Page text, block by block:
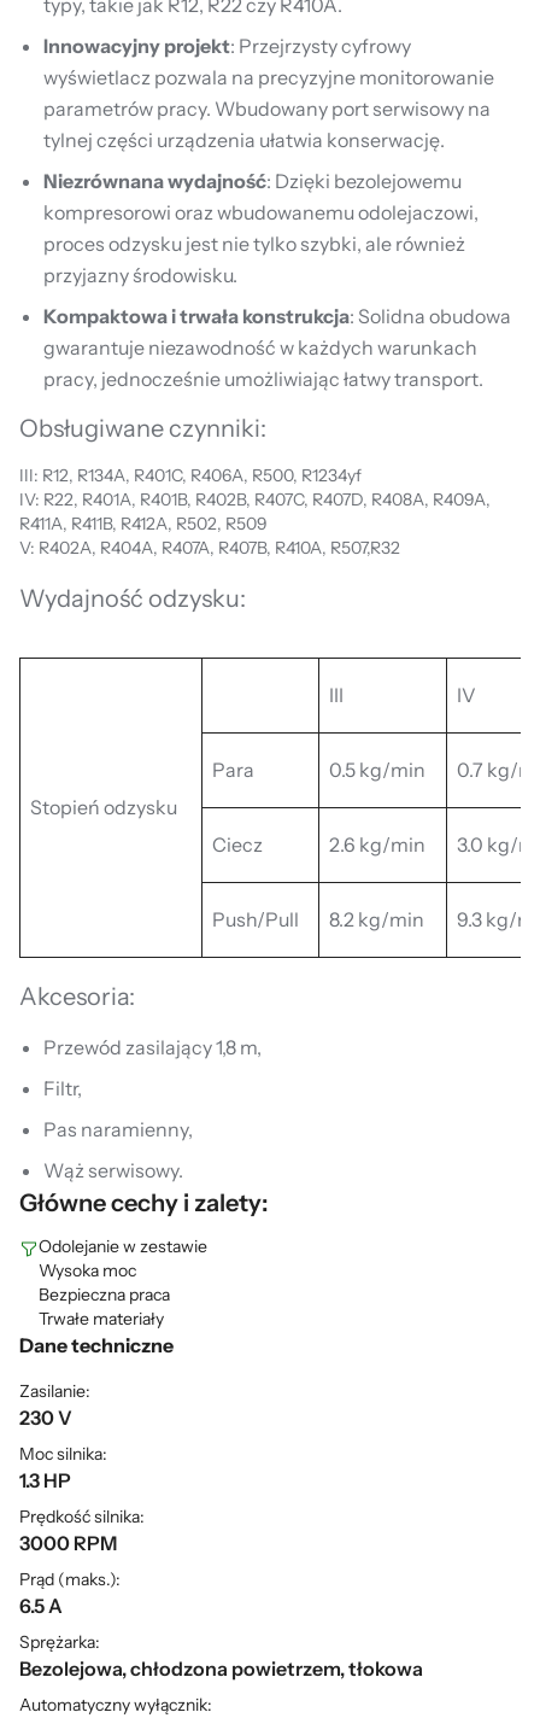
typy, takie jak R12, R22 czy R410A.
Innowacyjny projekt: Przejrzysty cyfrowy
wyświetlacz pozwala na precyzyjne monitorowanie
parametrów pracy. Wbudowany port serwisowy na
tylnej części urządzenia ułatwia konserwację.
Niezrównana wydajność: Dzięki bezolejowemu
kompresorowi oraz wbudowanemu odolejaczowi,
proces odzysku jest nie tylko szybki, ale również
przyjazny środowisku.
Kompaktowa i trwała konstrukcja: Solidna obudowa
gwarantuje niezawodność w każdych warunkach
pracy, jednocześnie umożliwiając łatwy transport.
Obsługiwane czynniki:
III: R12, R134A, R401C, R406A, R500, R1234yf
IV: R22, R401A, R401B, R402B, R407C, R407D, R408A, R409A,
R411A, R411B, R412A, R502, R509
V: R402A, R404A, R407A, R407B, R410A, R507,R32
Wydajność odzysku:
Stopień odzysku
III IV
Para 0.5 kg/min 0.7 kg/
Ciecz 2.6 kg/min 3.0 kg/
Push/Pull 8.2 kg/min 9.3 kg/
Akcesoria:
Przewód zasilający 1,8 m,
Filtr,
Pas naramienny,
Wąż serwisowy.
Główne cechy i zalety:
Odolejanie w zestawie
Wysoka moc
Bezpieczna praca
Trwałe materiały
Dane techniczne
Zasilanie:
230 V
Moc silnika:
1.3 HP
Prędkość silnika:
3000 RPM
Prąd (maks.):
6.5 A
Sprężarka:
Bezolejowa, chłodzona powietrzem, tłokowa
Automatyczny wyłącznik: